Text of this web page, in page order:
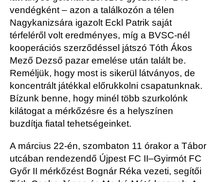
vendégként – azon a találkozón a télen
Nagykanizsára igazolt Eckl Patrik saját
térfeléről volt eredményes, míg a BVSC-nél
kooperációs szerződéssel játszó Tóth Ákos
Mező Dezső pazar emelése után talált be.
Reméljük, hogy most is sikerül látványos, de
koncentrált játékkal előrukkolni csapatunknak.
Bízunk benne, hogy minél több szurkolónk
kilátogat a mérkőzésre és a helyszínen
buzdítja fiatal tehetségeinket.
A március 22-én, szombaton 11 órakor a Tábor
utcában rendezendő Újpest FC II–Gyirmót FC
Győr II mérkőzést Bognár Réka vezeti, segítői